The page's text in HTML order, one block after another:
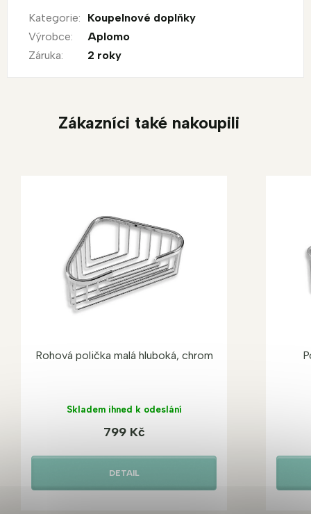
Kategorie:
Koupelnové doplňky
Výrobce:
Aplomo
Záruka: 2 roky
Zákazníci také nakoupili
Rohová polička malá hluboká, chrom
Skladem ihned k odeslání
799 Kč
DETAIL